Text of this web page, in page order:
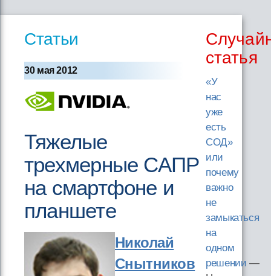
Статьи
30 мая 2012
Тяжелые
трехмерные САПР
на смартфоне и
планшете
Николай
Снытников
статья
«У
нас
уже
есть
СОД»
или
почему
важно
не
замыкаться
на
одном
решении —